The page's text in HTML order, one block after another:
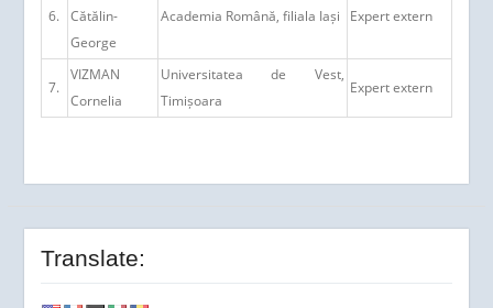
6. Cătălin-
George
Academia Română, filiala Iași Expert extern
7.
VIZMAN
Cornelia
Universitatea de Vest,
Timișoara
Expert extern
Translate: